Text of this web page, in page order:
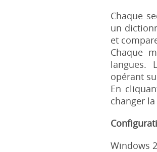
Chaque
un
et
Chaque
langues.
opérant
En
changer
Windows